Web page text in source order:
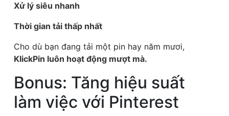
Xử lý siêu nhanh
Thời gian tải thấp nhất
Cho dù bạn đang tải một pin hay năm mươi,
KlickPin luôn hoạt động mượt mà.
Bonus: Tăng hiệu suất
làm việc với Pinterest